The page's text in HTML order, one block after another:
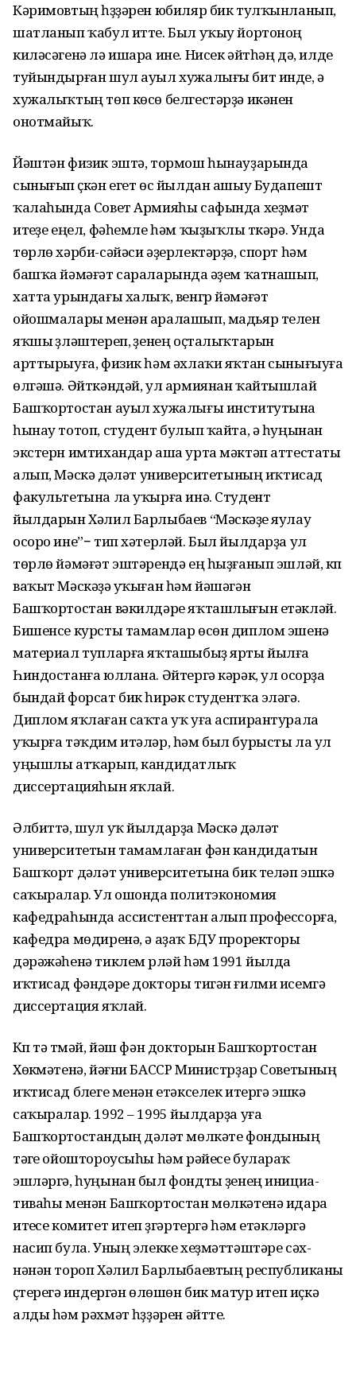
Кәри­мовтың һүҙҙәрен юбиляр бик тулҡынланып,
шатланып ҡабул итте. Был уҡыу йортоноң
киләсәгенә лә ишара ине. Нисек әйтһәң дә, илде
туйындырған шул ауыл хужалығы бит инде, ә
хужалыҡтың төп көсө белгестәрҙә икәнен
онотмайыҡ.
Йәштән физик эштә, тормош һынауҙарында
сынығып үҫкән егет өс йылдан ашыу Будапешт
ҡалаһында Совет Армияһы сафында хеҙмәт
итеүҙе еңел, фәһемле һәм ҡыҙыҡлы үткәрә. Унда
төрлө хәрби-сәйәси әҙерлектәрҙә, спорт һәм
башҡа йәмәғәт сараларында әүҙем ҡатнашып,
хатта урындағы халыҡ, венгр йәмәғәт
ойошмалары менән аралашып, мадьяр телен
яҡшы үҙләштереп, үҙенең оҫта­лыҡтарын
арттырыуға, физик һәм әхлаҡи яҡтан сынығыуға
өлгәшә. Әйткәндәй, ул армиянан ҡайтышлай
Башҡортостан ауыл хужалығы инс­титутына
һынау тотоп, студент булып ҡайта, ә һуңынан
экстерн имтихандар аша урта мәктәп аттестаты
алып, Мәскәү дәүләт универси­тетының иҡтисад
факультетына ла уҡырға инә. Студент
йылдарын Хәлил Барлыбаев “Мәскәүҙе яулау
осоро ине”− тип хәтерләй. Был йылдарҙа ул
төрлө йәмәғәт эштәрендә ең һыҙғанып эшләй, күп
ваҡыт Мәскәүҙә уҡыған һәм йәшәгән
Башҡортостан вәкил­дәре яҡташ­лығын етәкләй.
Бишенсе курсты тамамлар өсөн диплом эшенә
материал тупларға яҡташы­быҙ ярты йылға
Һиндостанға юллана. Әйтергә кәрәк, ул осорҙа
бындай форсат бик һирәк студентҡа эләгә.
Диплом яҡлаған саҡта уҡ уға аспирантурала
уҡырға тәҡдим итәләр, һәм был бурысты ла ул
уңышлы атҡарып, канди­датлыҡ
диссертацияһын яҡлай.
Әлбиттә, шул уҡ йылдарҙа Мәс­кәү дәүләт
университетын тамам­лаған фән кандидатын
Башҡорт дәүләт университетына бик теләп эшкә
саҡыралар. Ул ошонда политэкономия
кафедраһында ассистенттан алып профессорға,
кафедра мөдиренә, ә аҙаҡ БДУ проректоры
дәрәжәһенә тиклем үрләй һәм 1991 йылда
иҡтисад фәндәре докторы тигән ғилми исемгә
диссертация яҡлай.
Күп тә үтмәй, йәш фән докторын Башҡорт­остан
Хөкүмәтенә, йәғни БАССР Министрҙар Советының
иҡтисад бүлеге менән етәкселек итергә эшкә
саҡыралар. 1992 – 1995 йыл­дарҙа уға
Башҡортостан­дың дәүләт мөлкәте фондының
тәүге ойоштороусыһы һәм рәйесе бу­лараҡ
эшләргә, һуңынан был фондты үҙенең ини­циа­
тиваһы менән Башҡортостан мөлкәтенә идара
итеүсе комитет итеп үҙгәр­тергә һәм етәк­ләргә
насип була. Уның элекке хеҙмәттәш­тәре сәх­
нәнән тороп Хәлил Барлы­баев­тың республиканы
үҫтереүгә индер­гән өлөшөн бик матур итеп иҫкә
алды һәм рәхмәт һүҙҙәрен әйтте.